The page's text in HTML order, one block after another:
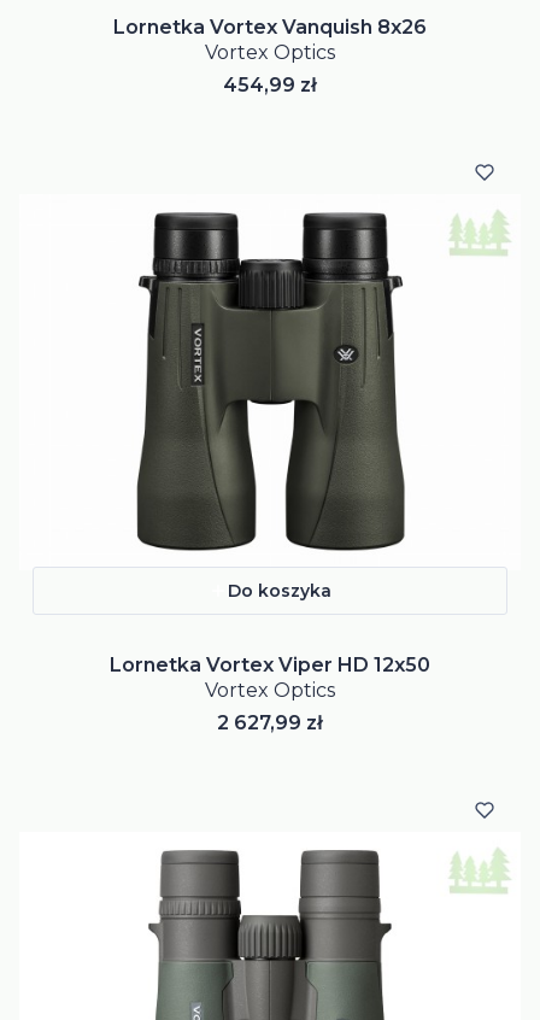
Lornetka Vortex Vanquish 8x26
Vortex Optics
Cena
454,99 zł
Do koszyka
Lornetka Vortex Viper HD 12x50
Vortex Optics
Cena
2 627,99 zł